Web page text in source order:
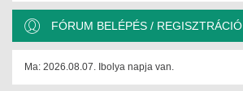
FÓRUM BELÉPÉS / REGISZTRÁCIÓ
Ma: 2026.08.07. Ibolya napja van.